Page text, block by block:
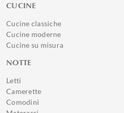
CUCINE
Cucine classiche
Cucine moderne
Cucine su misura
NOTTE
Letti
Camerette
Comodini